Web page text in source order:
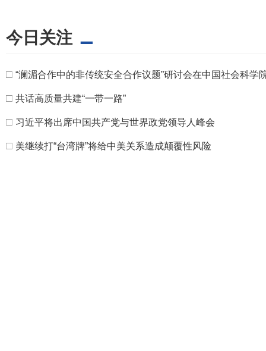
今日关注
□ “澜湄合作中的非传统安全合作议题”研讨会在中国社会科学
□ 共话高质量共建“一带一路”
□ 习近平将出席中国共产党与世界政党领导人峰会
□ 美继续打“台湾牌”将给中美关系造成颠覆性风险